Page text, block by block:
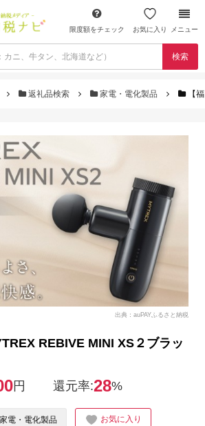
限度額をチェック お気に入り メニュー
検索
返礼品検索 家電・電化製品 【
出典：auPAYふるさと納税
REBIVE MINI XS２ブラッ
円 還元率:28%
家電・電化製品 お気に入り